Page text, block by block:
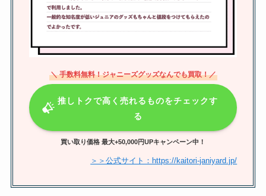
だった？ウィキペディア風プロフ
佐野晶哉の好きなタイプはどんな
女性？恋愛観や結婚感とは？現在
トラビスジャパンのリーダーは宮
順も紹介
＼ 手数料無料！ジャニーズグッズなんでも買取！／
推しトクで高く売れるものをチェックす
る
買い取り価格 最大+50,000円UPキャンペーン中！
＞＞公式サイト：https://kaitori-janiyard.jp/